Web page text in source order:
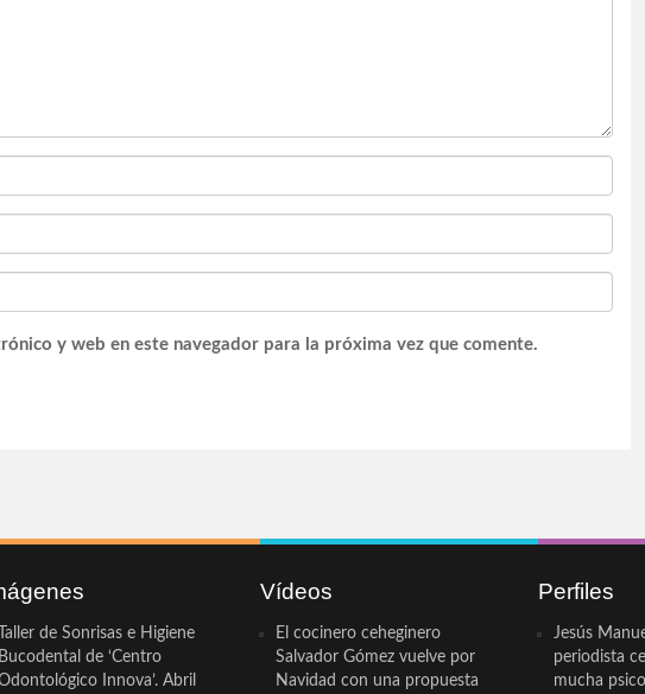
y web en este navegador para la próxima vez que comente.
Taller de Sonrisas e Higiene
Bucodental de ‘Centro
Innova’. Abril
Vídeos
El cocinero ceheginero
Salvador Gómez vuelve por
Navidad con una propuesta
Perfiles
Jesús
periodista
mucha